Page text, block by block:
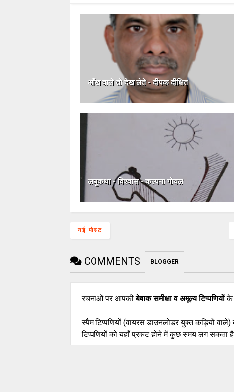
आँख वाले तो देख लेते - दीपक दीक्षित
लघुकथा - विश्वास - कल्पना गोयल
नई पोस्ट
COMMENTS BLOGGER
रचनाओं पर आपकीबेबाक समीक्षा व अमूल्य टिप्पणियोंके
स्पैम टिप्पणियों (वायरस डाउनलोडर युक्त कड़ियों
टिप्पणियों को यहाँ प्रकट होने में कुछ समय लग सकता है.